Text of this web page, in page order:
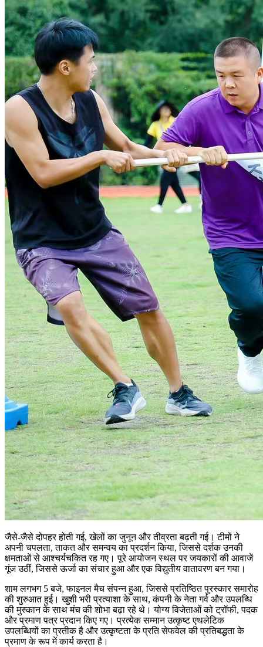
जैसे-जैसे दोपहर होती गई, खेलों का जुनून और तीव्रता बढ़ती गई। टीमों ने
अपनी चपलता, ताकत और समन्वय का प्रदर्शन किया, जिससे दर्शक उनकी
क्षमताओं से आश्चर्यचकित रह गए। पूरे आयोजन स्थल पर जयकारों की आवाजें
गूंज उठीं, जिससे ऊर्जा का संचार हुआ और एक विद्युतीय वातावरण बन गया।
शाम लगभग 5 बजे, फाइनल मैच संपन्न हुआ, जिससे प्रतिष्ठित पुरस्कार समारोह
की शुरुआत हुई। खुशी भरी प्रत्याशा के साथ, कंपनी के नेता गर्व और उपलब्धि
की मुस्कान के साथ मंच की शोभा बढ़ा रहे थे। योग्य विजेताओं को ट्रॉफी, पदक
और प्रमाण पत्र प्रदान किए गए। प्रत्येक सम्मान उत्कृष्ट एथलेटिक
उपलब्धियों का प्रतीक है और उत्कृष्टता के प्रति सेफवेल की प्रतिबद्धता के
प्रमाण के रूप में कार्य करता है।